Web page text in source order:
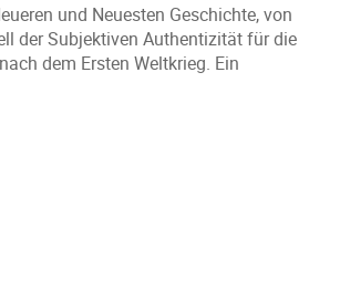
und Neuesten Geschichte, von
der Subjektiven Authentizität für die
dem Ersten Weltkrieg. Ein